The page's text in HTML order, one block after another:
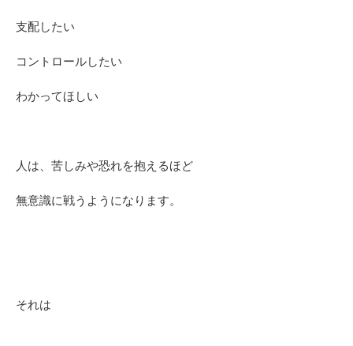
支配したい
コントロールしたい
わかってほしい
人は、苦しみや恐れを抱えるほど
無意識に戦うようになります。
それは